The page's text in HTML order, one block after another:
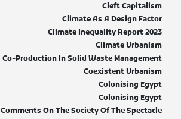
Cleft Capitalism
Climate As A Design Factor
Climate Inequality Report 2023
Climate Urbanism
Co-Production In Solid Waste Management
Coexistent Urbanism
Colonising Egypt
Colonising Egypt
Comments On The Society Of The Spectacle